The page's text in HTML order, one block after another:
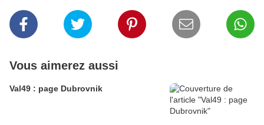
Vous aimerez aussi
Val49 : page Dubrovnik